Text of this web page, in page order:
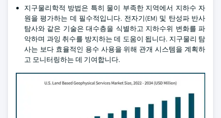
지구물리학적 방법은 특히 물이 부족한 지역에서 지하수 자
원을 평가하는 데 필수적입니다. 전자기(EM) 및 탄성파 반사
탐사와 같은 기술은 대수층을 식별하고 지하수위 변화를 파
악하며 과잉 취수를 방지하는 데 도움이 됩니다. 지구물리 탐
사는 보다 효율적인 용수 사용을 위해 관개 시스템을 계획하
고 모니터링하는 데 기여합니다.